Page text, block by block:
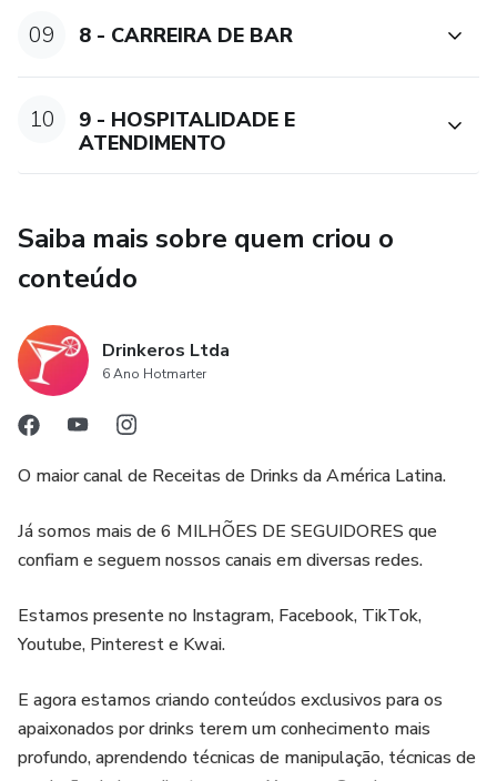
09 8 - CARREIRA DE BAR
10
9 - HOSPITALIDADE E
ATENDIMENTO
Saiba mais sobre quem criou o
conteúdo
Drinkeros Ltda
6 Ano Hotmarter
O maior canal de Receitas de Drinks da América Latina.
Já somos mais de 6 MILHÕES DE SEGUIDORES que
confiam e seguem nossos canais em diversas redes.
Estamos presente no Instagram, Facebook, TikTok,
Youtube, Pinterest e Kwai.
E agora estamos criando conteúdos exclusivos para os
apaixonados por drinks terem um conhecimento mais
profundo, aprendendo técnicas de manipulação, técnicas de